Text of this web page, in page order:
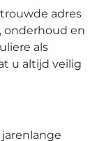
adres
onderhoud en
als
u altijd veilig